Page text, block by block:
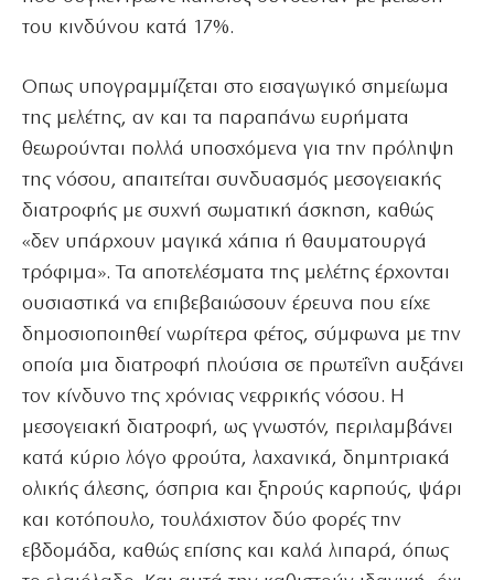
του κινδύνου κατά 17%.
Οπως υπογραμμίζεται στο εισαγωγικό σημείωμα
της μελέτης, αν και τα παραπάνω ευρήματα
θεωρούνται πολλά υποσχόμενα για την πρόληψη
της νόσου, απαιτείται συνδυασμός μεσογειακής
διατροφής με συχνή σωματική άσκηση, καθώς
«δεν υπάρχουν μαγικά χάπια ή θαυματουργά
τρόφιμα». Τα αποτελέσματα της μελέτης έρχονται
ουσιαστικά να επιβεβαιώσουν έρευνα που είχε
δημοσιοποιηθεί νωρίτερα φέτος, σύμφωνα με την
οποία μια διατροφή πλούσια σε πρωτεΐνη αυξάνει
τον κίνδυνο της χρόνιας νεφρικής νόσου. Η
μεσογειακή διατροφή, ως γνωστόν, περιλαμβάνει
κατά κύριο λόγο φρούτα, λαχανικά, δημητριακά
ολικής άλεσης, όσπρια και ξηρούς καρπούς, ψάρι
και κοτόπουλο, τουλάχιστον δύο φορές την
εβδομάδα, καθώς επίσης και καλά λιπαρά, όπως